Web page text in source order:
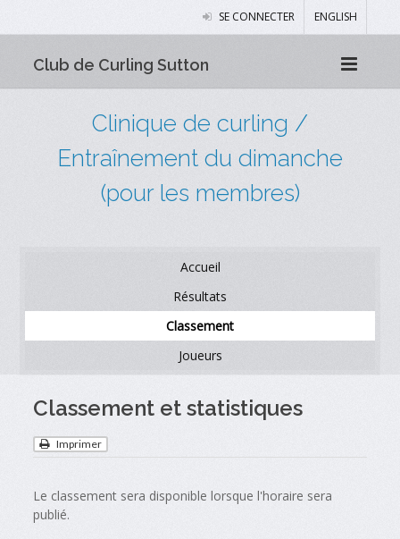
SE CONNECTER ENGLISH
Club de Curling Sutton
Clinique de curling /
Entraînement du dimanche
(pour les membres)
Accueil
Résultats
Classement
Joueurs
Classement et statistiques
Imprimer
Le classement sera disponible lorsque l'horaire sera
publié.